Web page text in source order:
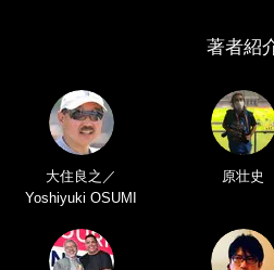
著者紹
大住良之／
Yoshiyuki OSUMI
原壮史